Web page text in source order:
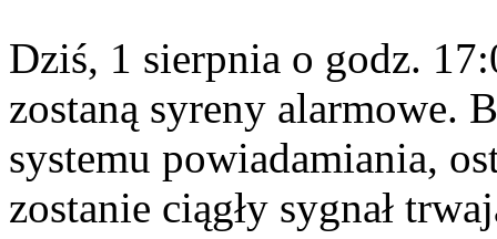
Dziś, 1 sierpnia o godz.
zostaną syreny alarmowe.
systemu powiadamiania,
zostanie ciągły sygnał